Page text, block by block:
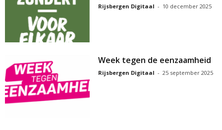
Rijsbergen Digitaal - 10 december 2025
Week tegen de eenzaamheid
Rijsbergen Digitaal - 25 september 2025